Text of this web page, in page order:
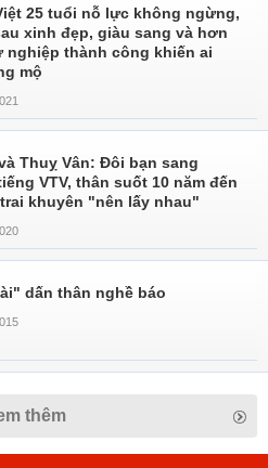
25 tuổi nỗ lực không ngừng,
xinh đẹp, giàu sang và hơn
nghiệp thành công khiến ai
mộ
Thuỵ Vân: Đôi bạn sang
VTV, thân suốt 10 năm đến
khuyên "nên lấy nhau"
dấn thân nghề báo
thêm